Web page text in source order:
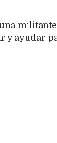
y ayudar